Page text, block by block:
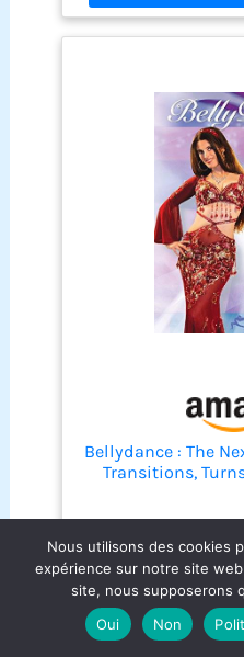
Bellydance : The
Transitions,
Avec ces trois phases
Nous utilisons des cookies
expérience sur notre site
site, nous supposerons
Oui
Non